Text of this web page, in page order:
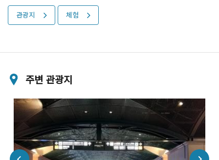
관광지 체험
주변 관광지